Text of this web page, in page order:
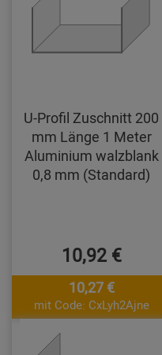
U-Profil Zuschnitt 200
mm Länge 1 Meter
Aluminium walzblank
0,8 mm (Standard)
10,92 €
10,27 €
mit Code: CxLyh2Ajne